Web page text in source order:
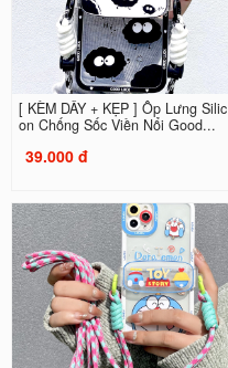
[ KÈM DÂY + KẸP ] Ốp Lưng Silic
on Chống Sốc Viền Nổi Good...
39.000 đ